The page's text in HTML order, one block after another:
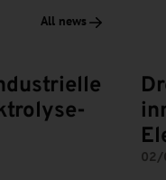
All news
02/